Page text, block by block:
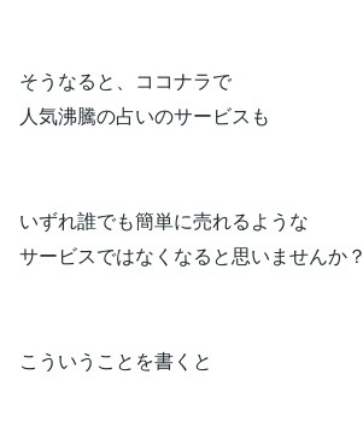
そうなると、ココナラで
人気沸騰の占いのサービスも
いずれ誰でも簡単に売れるような
サービスではなくなると思いませんか？
こういうことを書くと